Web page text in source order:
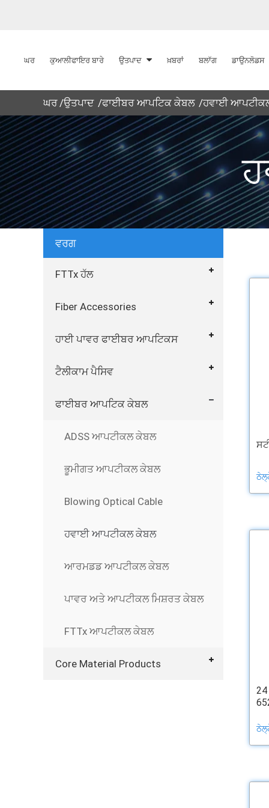
ਘਰ ਕੁਆਲੀਫਾਇਰ ਬਾਰੇ ਉਤਪਾਦ ਖ਼ਬਰਾਂ ਬਲਾੱਗ ਡਾਉਨਲੋਡਸ
ਘਰ ਉਤਪਾਦ ਫਾਈਬਰ ਆਪਟਿਕ ਕੇਬਲ ਹਵਾਈ
ਵਰਗ
FTTx ਹੱਲ
Fiber Accessories
ਹਾਈ ਪਾਵਰ ਫਾਈਬਰ ਆਪਟਿਕਸ
ਟੈਲੀਕਾਮ ਪੈਸਿਵ
ਫਾਈਬਰ ਆਪਟਿਕ ਕੇਬਲ
ADSS ਆਪਟੀਕਲ ਕੇਬਲ
ਭੂਮੀਗਤ ਆਪਟੀਕਲ ਕੇਬਲ
Blowing Optical Cable
ਹਵਾਈ ਆਪਟੀਕਲ ਕੇਬਲ
ਆਰਮਡਡ ਆਪਟੀਕਲ ਕੇਬਲ
ਪਾਵਰ ਅਤੇ ਆਪਟੀਕਲ ਮਿਸ਼ਰਤ ਕੇਬਲ
FTTx ਆਪਟੀਕਲ ਕੇਬਲ
Core Material Products